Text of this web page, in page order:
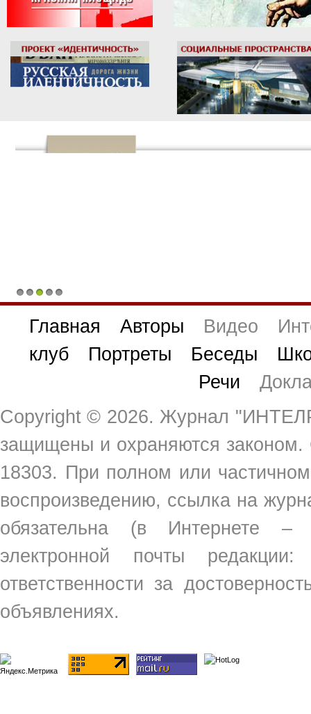
1 2 3 4 5
Главная Авторы Видео
клуб
Портреты Беседы
Речи
Copyright © 2026. Журнал
защищены и охраняются
18303. При полном или
воспроизведению, ссылка на
обязательна (в Интернете
электронной почты
ответственности за
объявлениях.